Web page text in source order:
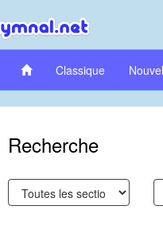
Classique
Recherche